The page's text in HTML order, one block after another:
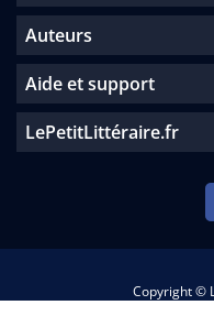
Auteurs
Aide et support
LePetitLittéraire.fr
Copyright ©